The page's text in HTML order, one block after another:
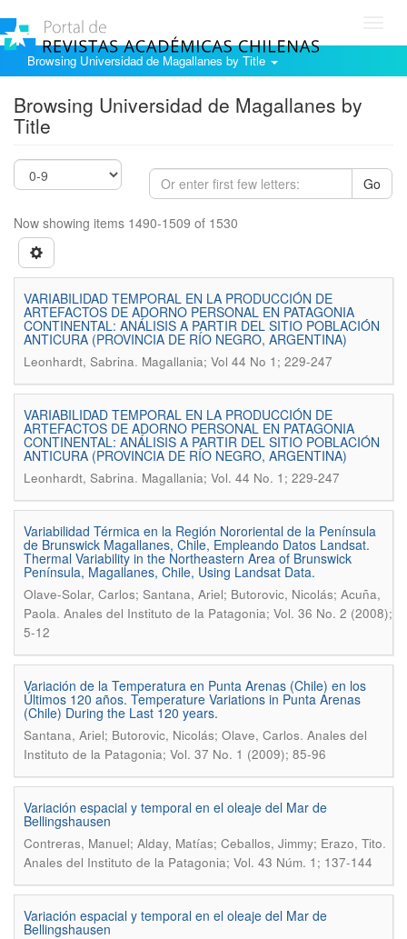
Browsing Universidad de Magallanes by Title
Browsing Universidad de Magallanes by
Title
Go
Now showing items 1490-1509 of 1530
VARIABILIDAD TEMPORAL EN LA PRODUCCIÓN DE
ARTEFACTOS DE ADORNO PERSONAL EN PATAGONIA
CONTINENTAL: ANÁLISIS A PARTIR DEL SITIO POBLACIÓN
ANTICURA (PROVINCIA DE RÍO NEGRO, ARGENTINA)
Leonhardt, Sabrina. Magallania; Vol 44 No 1; 229-247
VARIABILIDAD TEMPORAL EN LA PRODUCCIÓN DE
ARTEFACTOS DE ADORNO PERSONAL EN PATAGONIA
CONTINENTAL: ANÁLISIS A PARTIR DEL SITIO POBLACIÓN
ANTICURA (PROVINCIA DE RÍO NEGRO, ARGENTINA)
Leonhardt, Sabrina. Magallania; Vol. 44 No. 1; 229-247
Variabilidad Térmica en la Región Nororiental de la Península
de Brunswick Magallanes, Chile, Empleando Datos Landsat.
Thermal Variability in the Northeastern Area of Brunswick
Península, Magallanes, Chile, Using Landsat Data.
Olave-Solar, Carlos; Santana, Ariel; Butorovic, Nicolás; Acuña,
Paola. Anales del Instituto de la Patagonia; Vol. 36 No. 2 (2008);
5-12
Variación de la Temperatura en Punta Arenas (Chile) en los
Últimos 120 años. Temperature Variations in Punta Arenas
(Chile) During the Last 120 years.
Santana, Ariel; Butorovic, Nicolás; Olave, Carlos. Anales del
Instituto de la Patagonia; Vol. 37 No. 1 (2009); 85-96
Variación espacial y temporal en el oleaje del Mar de
Bellingshausen
Contreras, Manuel; Alday, Matías; Ceballos, Jimmy; Erazo, Tito.
Anales del Instituto de la Patagonia; Vol. 43 Núm. 1; 137-144
Variación espacial y temporal en el oleaje del Mar de
Bellingshausen